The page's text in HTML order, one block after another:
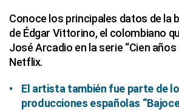
Conoce los principales datos de la
de Édgar Vittorino, el colombiano
José Arcadio en la serie “Cien años
Netflix.
El artista también fue parte de
producciones españolas